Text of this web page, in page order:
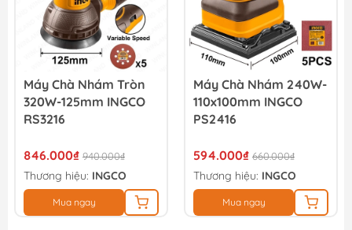
Máy Chà Nhám Tròn
320W-125mm INGCO
RS3216
846.000₫ 940.000₫
Thương hiệu: INGCO
Mua ngay
Máy Chà Nhám 240W-
110x100mm INGCO
PS2416
594.000₫ 660.000₫
Thương hiệu: INGCO
Mua ngay